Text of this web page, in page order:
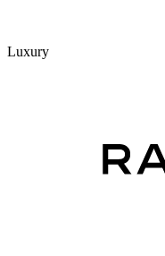
Luxury